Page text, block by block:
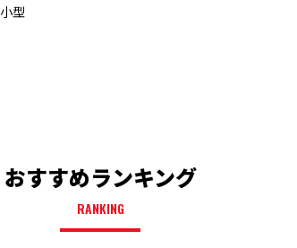
小型
おすすめランキング
RANKING